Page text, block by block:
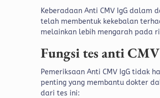
Keberadaan Anti CMV IgG dalam
telah membentuk kekebalan
melainkan lebih mengarah pada
Fungsi tes anti
Pemeriksaan Anti CMV IgG tidak
penting yang membantu dokter
dari tes ini: